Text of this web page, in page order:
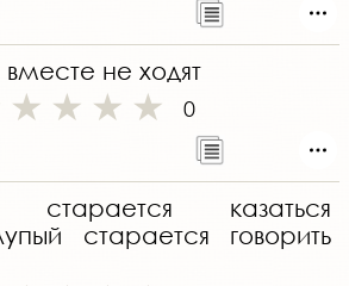
не ходят
0
старается казаться
старается говорить